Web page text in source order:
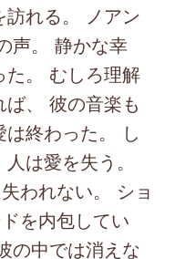
れる。 ノアン
声。 静かな幸
。 むしろ理解
、 彼の音楽も
終わった。 し
は愛を失う。
われない。 ショ
を内包してい
の中では消えな